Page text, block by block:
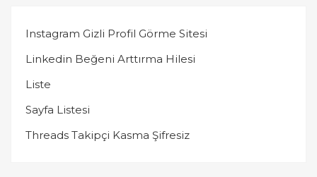
Instagram Gizli Profil Görme Sitesi
Linkedin Beğeni Arttırma Hilesi
Liste
Sayfa Listesi
Threads Takipçi Kasma Şifresiz